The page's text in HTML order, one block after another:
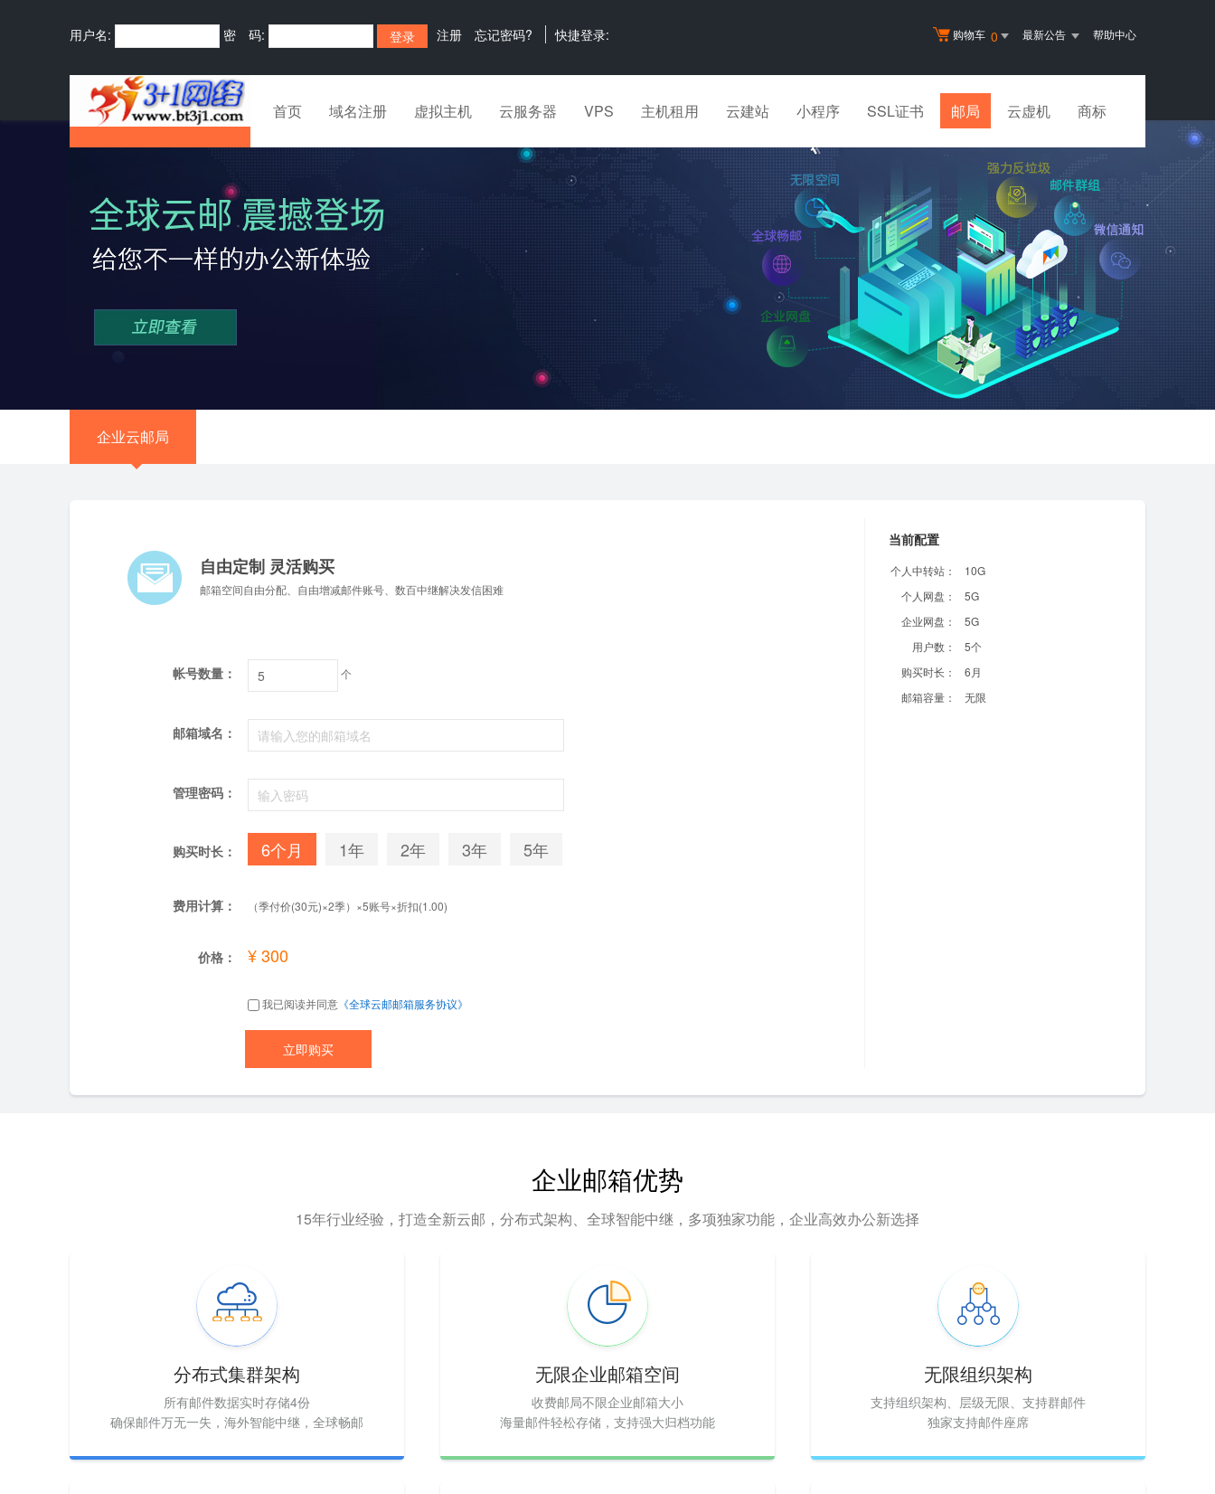
购物车 0 最新公告 帮助中心
用户名: 密 码: 注册 忘记密码? 快捷登录:
首页 域名注册 虚拟主机 云服务器 VPS 主机租用 云建站 小程序 SSL证书 邮局 云虚机 商标
企业云邮局
当前配置
个人中转站：
10G
个人网盘：
5G
企业网盘：
5G
用户数：
5个
购买时长：
6月
邮箱容量：
无限
自由定制 灵活购买
邮箱空间自由分配、自由增减邮件账号、数百中继解决发信困难
帐号数量： 个
邮箱域名：
管理密码：
购买时长： 6个月 1年 2年 3年 5年
费用计算： （季付价(30元)×2季）×5账号×折扣(1.00)
价格： ¥ 300
我已阅读并同意 《全球云邮邮箱服务协议》
企业邮箱优势
15年行业经验，打造全新云邮，分布式架构、全球智能中继，多项独家功能，企业高效办公新选择
分布式集群架构
所有邮件数据实时存储4份
确保邮件万无一失，海外智能中继，全球畅邮
无限企业邮箱空间
收费邮局不限企业邮箱大小
海量邮件轻松存储，支持强大归档功能
无限组织架构
支持组织架构、层级无限、支持群邮件
独家支持邮件座席